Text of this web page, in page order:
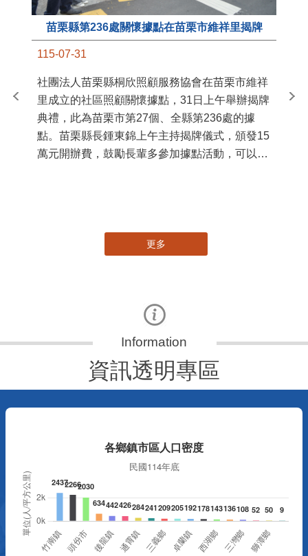
苗栗縣第236處關懷據點在苗栗市維祥里揭牌
115-07-31
社團法人苗栗縣桐欣照顧服務協會在苗栗市維祥
里成立的社區照顧關懷據點，31日上午舉辦揭牌
典禮，此為苗栗市第27個、全縣第236處的據
點。苗栗縣長鍾東錦上午主持揭牌儀式，頒發15
萬元開辦費，鼓勵長輩多參加據點活動，可以更
苗
更多
資訊透明專區